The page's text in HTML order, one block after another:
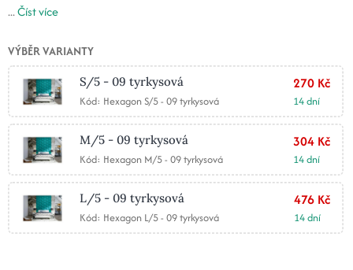
...Číst více
VÝBĚR VARIANTY
S/5 - 09 tyrkysová
Kód: Hexagon S/5 - 09 tyrkysová
270 Kč
14 dní
M/5 - 09 tyrkysová
Kód: Hexagon M/5 - 09 tyrkysová
304 Kč
14 dní
L/5 - 09 tyrkysová
Kód: Hexagon L/5 - 09 tyrkysová
476 Kč
14 dní